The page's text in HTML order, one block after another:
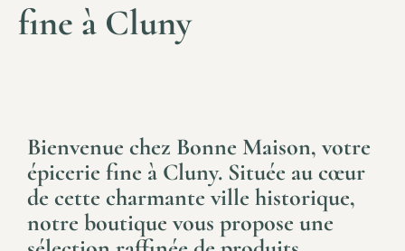
fine à Cluny
Bienvenue chez Bonne Maison, votre
épicerie fine à Cluny. Située au cœur
de cette charmante ville historique,
notre boutique vous propose une